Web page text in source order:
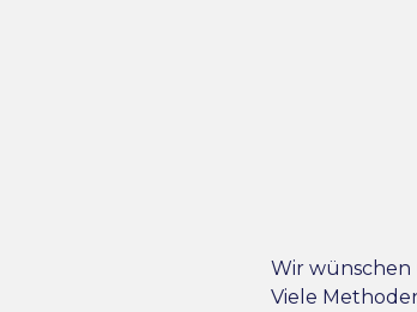
Wir wünschen
Viele